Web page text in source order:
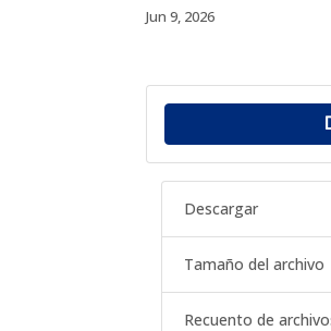
Jun 9, 2026
Descargar
Tamaño del archivo
Recuento de